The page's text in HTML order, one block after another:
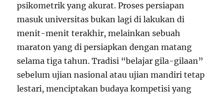
psikometrik yang akurat. Proses persiapan
masuk universitas bukan lagi di lakukan di
menit-menit terakhir, melainkan sebuah
maraton yang di persiapkan dengan matang
selama tiga tahun. Tradisi “belajar gila-gilaan”
sebelum ujian nasional atau ujian mandiri tetap
lestari, menciptakan budaya kompetisi yang